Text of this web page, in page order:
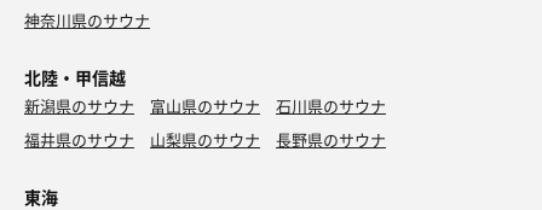
神奈川県のサウナ
北陸・甲信越
新潟県のサウナ 富山県のサウナ
石川県のサウナ
福井県のサウナ
山梨県のサウナ 長野県のサウナ
東海